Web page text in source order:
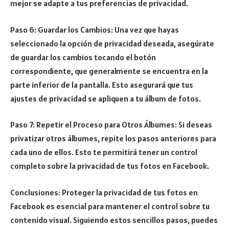
mejor se adapte a tus preferencias de privacidad.
Paso 6: Guardar los Cambios: Una vez que hayas
seleccionado la opción de privacidad deseada, asegúrate
de guardar los cambios tocando el botón
correspondiente, que generalmente se encuentra en la
parte inferior de la pantalla. Esto asegurará que tus
ajustes de privacidad se apliquen a tu álbum de fotos.
Paso 7: Repetir el Proceso para Otros Álbumes: Si deseas
privatizar otros álbumes, repite los pasos anteriores para
cada uno de ellos. Esto te permitirá tener un control
completo sobre la privacidad de tus fotos en Facebook.
Conclusiones: Proteger la privacidad de tus fotos en
Facebook es esencial para mantener el control sobre tu
contenido visual. Siguiendo estos sencillos pasos, puedes